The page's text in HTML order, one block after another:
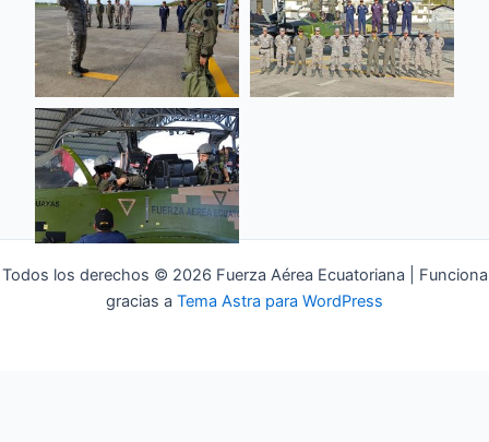
Todos los derechos © 2026 Fuerza Aérea Ecuatoriana | Funciona
gracias a Tema Astra para WordPress